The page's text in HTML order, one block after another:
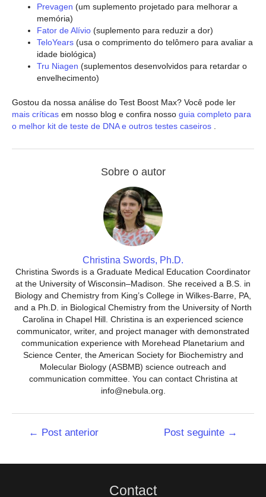
Prevagen (um suplemento projetado para melhorar a
memória)
Fator de Alívio (suplemento para reduzir a dor)
TeloYears (usa o comprimento do telômero para avaliar a
idade biológica)
Tru Niagen (suplementos desenvolvidos para retardar o
envelhecimento)
Gostou da nossa análise do Test Boost Max? Você pode ler
mais críticas em nosso blog e confira nosso guia completo para
o melhor kit de teste de DNA e outros testes caseiros
Sobre o autor
Christina Swords, Ph.D.
Christina Swords is a Graduate Medical Education Coordinator
at the University of Wisconsin–Madison. She received a B.S. in
Biology and Chemistry from King’s College in Wilkes-Barre, PA,
and a Ph.D. in Biological Chemistry from the University of North
Carolina in Chapel Hill. Christina is an experienced science
communicator, writer, and project manager with demonstrated
communication experience with Morehead Planetarium and
Science Center, the American Society for Biochemistry and
Molecular Biology (ASBMB) science outreach and
communication committee. You can contact Christina at
info@nebula.org.
Navegação
← Post anterior Post seguinte →
Contact